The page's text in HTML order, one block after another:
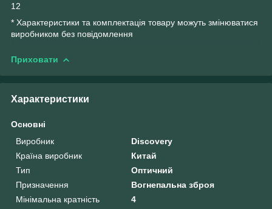
12
* Характеристики та комплектація товару можуть змінюватися
виробником без повідомлення
Приховати
Характеристики
Основні
Виробник
Discovery
Країна виробник
Китай
Тип
Оптичний
Призначення
Вогнепальна зброя
Мінімальна кратність
4